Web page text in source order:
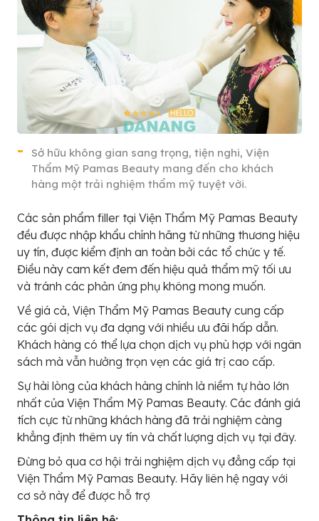
Sở hữu không gian sang trọng, tiện nghi, Viện
Thẩm Mỹ Pamas Beauty mang đến cho khách
hàng một trải nghiệm thẩm mỹ tuyệt vời.
Các sản phẩm filler tại Viện Thẩm Mỹ Pamas Beauty
đều được nhập khẩu chính hãng từ những thương hiệu
uy tín, được kiểm định an toàn bởi các tổ chức y tế.
Điều này cam kết đem đến hiệu quả thẩm mỹ tối ưu
và tránh các phản ứng phụ không mong muốn.
Về giá cả, Viện Thẩm Mỹ Pamas Beauty cung cấp
các gói dịch vụ đa dạng với nhiều ưu đãi hấp dẫn.
Khách hàng có thể lựa chọn dịch vụ phù hợp với ngân
sách mà vẫn hưởng trọn vẹn các giá trị cao cấp.
Sự hài lòng của khách hàng chính là niềm tự hào lớn
nhất của Viện Thẩm Mỹ Pamas Beauty. Các đánh giá
tích cực từ những khách hàng đã trải nghiệm càng
khẳng định thêm uy tín và chất lượng dịch vụ tại đây.
Đừng bỏ qua cơ hội trải nghiệm dịch vụ đẳng cấp tại
Viện Thẩm Mỹ Pamas Beauty. Hãy liên hệ ngay với
cơ sở này để được hỗ trợ